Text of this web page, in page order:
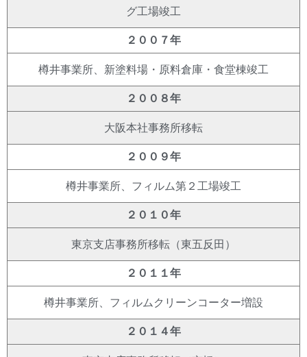
グ工場竣工
２００７年
樽井事業所、新塗料場・原料倉庫・食堂棟竣工
２００８年
大阪本社事務所移転
２００９年
樽井事業所、フィルム第２工場竣工
２０１０年
東京支店事務所移転（東五反田）
２０１１年
樽井事業所、フィルムクリーンコーター増設
２０１４年